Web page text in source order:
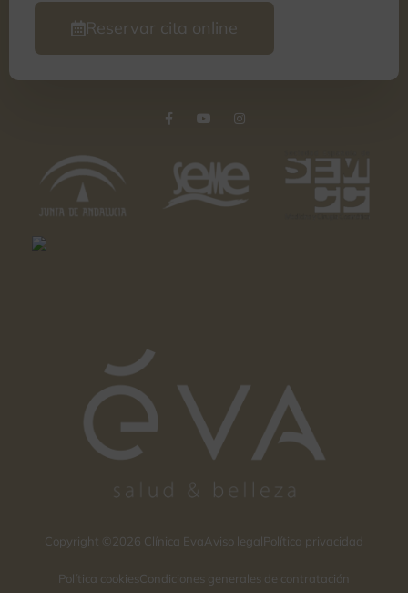
Reservar cita online
Copyright ©2026 Clínica EvaAviso legalPolítica privacidad
Política cookies Condiciones generales de contratación